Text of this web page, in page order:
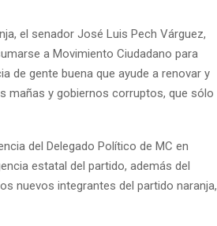
el senador José Luis Pech Várguez,
a Movimiento Ciudadano para
de gente buena que ayude a renovar y
mañas y gobiernos corruptos, que sólo
del Delegado Político de MC en
estatal del partido, además del
nuevos integrantes del partido naranja,